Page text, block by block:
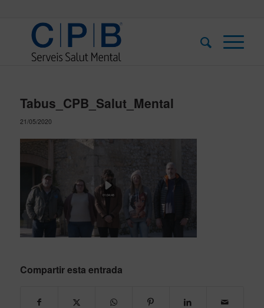
Tabus_CPB_Salut_Mental
21/05/2020
Compartir esta entrada